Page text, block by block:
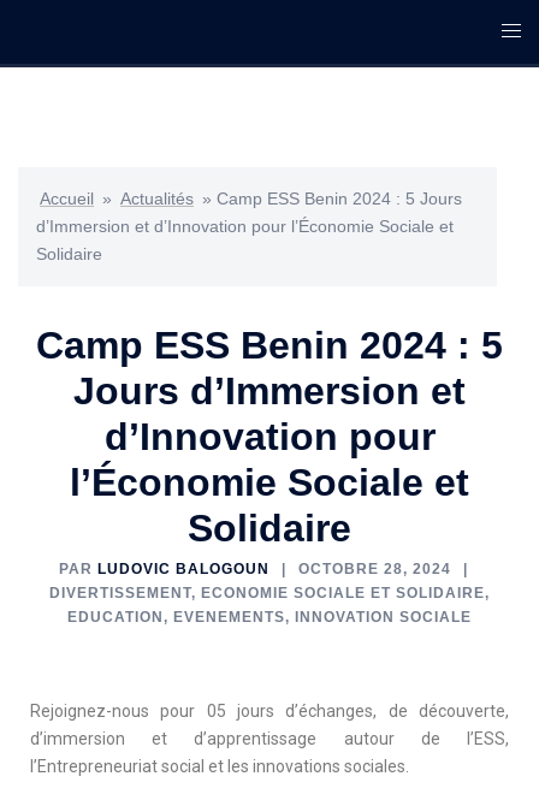
Accueil » Actualités » Camp ESS Benin 2024 : 5 Jours
d’Immersion et d’Innovation pour l’Économie Sociale et
Solidaire
Camp ESS Benin 2024 : 5
Jours d’Immersion et
d’Innovation pour
l’Économie Sociale et
Solidaire
PAR LUDOVIC BALOGOUN
OCTOBRE 28, 2024
DIVERTISSEMENT, ECONOMIE SOCIALE ET SOLIDAIRE,
EDUCATION , EVENEMENTS, INNOVATION SOCIALE
Rejoignez-nous pour 05 jours d’échanges, de découverte,
d’immersion et d’apprentissage autour de l’ESS,
l’Entrepreneuriat social et les innovations sociales.